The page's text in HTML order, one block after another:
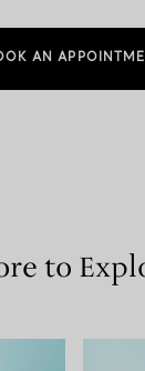
AN
to